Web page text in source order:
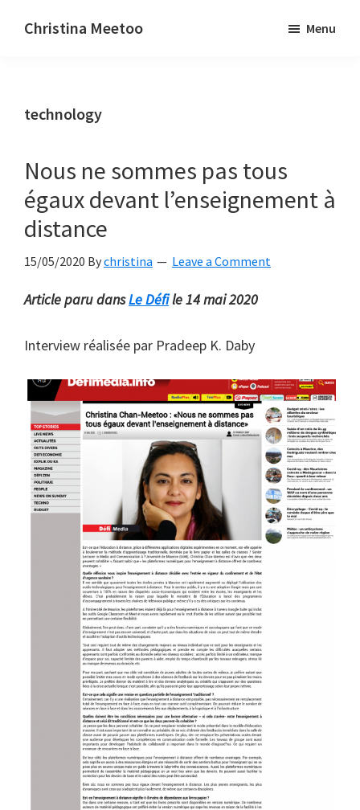
Christina Meetoo
and
Menu
technology
Nous ne sommes pas tous
égaux devant l’enseignement à
distance
15/05/2020 Bychristina Leave a Comment
Article paru dansLe Défile 14 mai 2020
Interview réalisée par Pradeep K. Daby